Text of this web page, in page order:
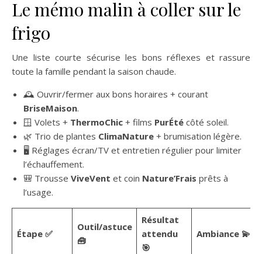
Le mémo malin à coller sur le
frigo
Une liste courte sécurise les bons réflexes et rassure
toute la famille pendant la saison chaude.
🕰️ Ouvrir/fermer aux bons horaires + courant
BriseMaison.
🪟 Volets + ThermoChic + films PurÉté côté soleil.
🌿 Trio de plantes ClimaNature + brumisation légère.
🖥️ Réglages écran/TV et entretien régulier pour limiter
l’échauffement.
🎒 Trousse ViveVent et coin Nature’Frais prêts à
l’usage.
Étape ✅
Outil/astuce
🧰
Résultat
attendu
🎯
Ambiance 💫